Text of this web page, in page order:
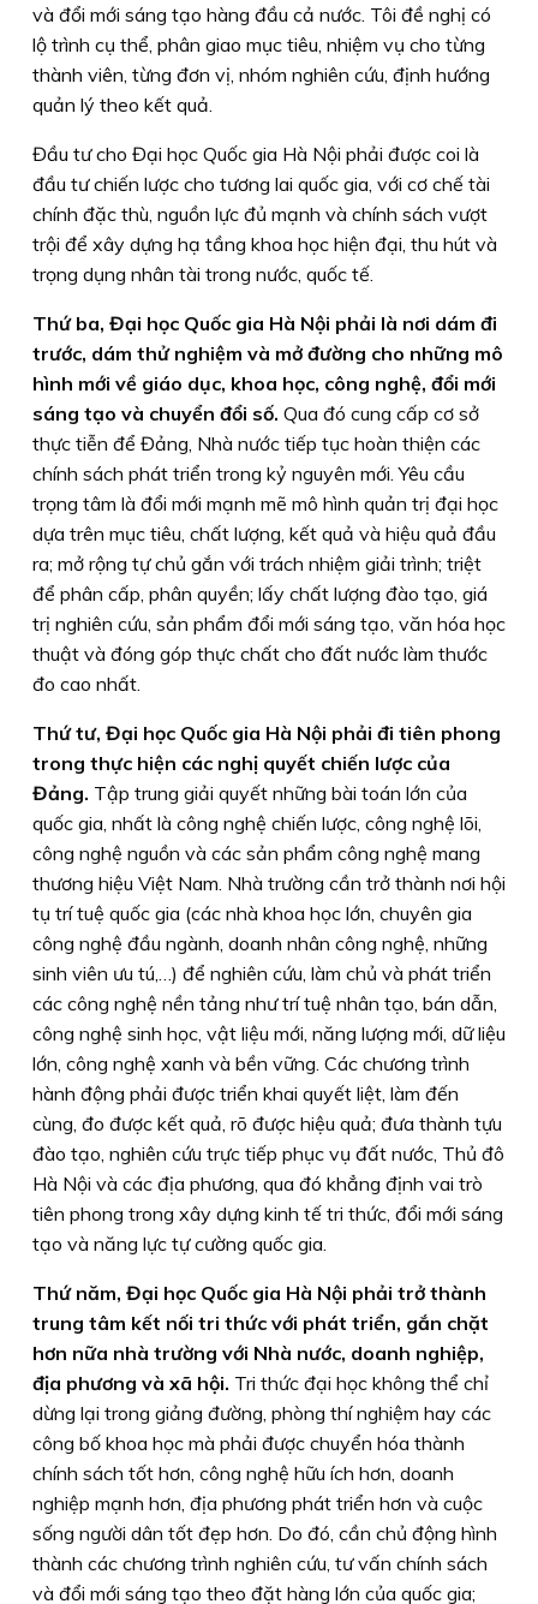
và đổi mới sáng tạo hàng đầu cả nước. Tôi đề nghị có
lộ trình cụ thể, phân giao mục tiêu, nhiệm vụ cho từng
thành viên, từng đơn vị, nhóm nghiên cứu, định hướng
quản lý theo kết quả.
Đầu tư cho Đại học Quốc gia Hà Nội phải được coi là
đầu tư chiến lược cho tương lai quốc gia, với cơ chế tài
chính đặc thù, nguồn lực đủ mạnh và chính sách vượt
trội để xây dựng hạ tầng khoa học hiện đại, thu hút và
trọng dụng nhân tài trong nước, quốc tế.
Thứ ba, Đại học Quốc gia Hà Nội phải là nơi dám đi
trước, dám thử nghiệm và mở đường cho những mô
hình mới về giáo dục, khoa học, công nghệ, đổi mới
sáng tạo và chuyển đổi số. Qua đó cung cấp cơ sở
thực tiễn để Đảng, Nhà nước tiếp tục hoàn thiện các
chính sách phát triển trong kỷ nguyên mới. Yêu cầu
trọng tâm là đổi mới mạnh mẽ mô hình quản trị đại học
dựa trên mục tiêu, chất lượng, kết quả và hiệu quả đầu
ra; mở rộng tự chủ gắn với trách nhiệm giải trình; triệt
để phân cấp, phân quyền; lấy chất lượng đào tạo, giá
trị nghiên cứu, sản phẩm đổi mới sáng tạo, văn hóa học
thuật và đóng góp thực chất cho đất nước làm thước
đo cao nhất.
Thứ tư, Đại học Quốc gia Hà Nội phải đi tiên phong
trong thực hiện các nghị quyết chiến lược của
Đảng. Tập trung giải quyết những bài toán lớn của
quốc gia, nhất là công nghệ chiến lược, công nghệ lõi,
công nghệ nguồn và các sản phẩm công nghệ mang
thương hiệu Việt Nam. Nhà trường cần trở thành nơi hội
tụ trí tuệ quốc gia (các nhà khoa học lớn, chuyên gia
công nghệ đầu ngành, doanh nhân công nghệ, những
sinh viên ưu tú,… ) để nghiên cứu, làm chủ và phát triển
các công nghệ nền tảng như trí tuệ nhân tạo, bán dẫn,
công nghệ sinh học, vật liệu mới, năng lượng mới, dữ liệu
lớn, công nghệ xanh và bền vững. Các chương trình
hành động phải được triển khai quyết liệt, làm đến
cùng, đo được kết quả, rõ được hiệu quả; đưa thành tựu
đào tạo, nghiên cứu trực tiếp phục vụ đất nước, Thủ đô
Hà Nội và các địa phương, qua đó khẳng định vai trò
tiên phong trong xây dựng kinh tế tri thức, đổi mới sáng
tạo và năng lực tự cường quốc gia.
Thứ năm, Đại học Quốc gia Hà Nội phải trở thành
trung tâm kết nối tri thức với phát triển, gắn chặt
hơn nữa nhà trường với Nhà nước, doanh nghiệp,
địa phương và xã hội. Tri thức đại học không thể chỉ
dừng lại trong giảng đường, phòng thí nghiệm hay các
công bố khoa học mà phải được chuyển hóa thành
chính sách tốt hơn, công nghệ hữu ích hơn, doanh
nghiệp mạnh hơn, địa phương phát triển hơn và cuộc
sống người dân tốt đẹp hơn. Do đó, cần chủ động hình
thành các chương trình nghiên cứu, tư vấn chính sách
và đổi mới sáng tạo theo đặt hàng lớn của quốc gia;